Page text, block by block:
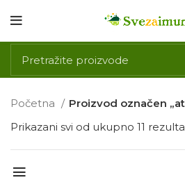
Početna
Proizvod označen
Prikazani svi od ukupno 11